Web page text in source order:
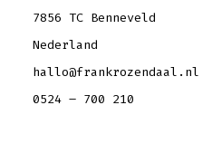
7856 TC Benneveld
Nederland
hallo@frankrozendaal.nl
0524 – 700 210